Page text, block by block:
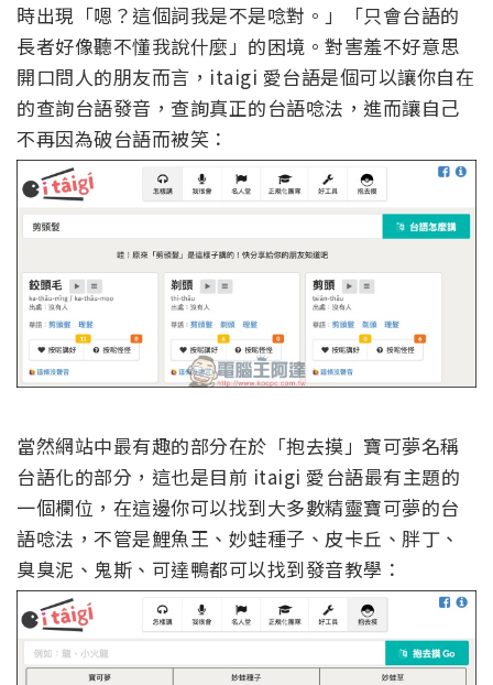
時出現「嗯？這個詞我是不是唸對。」「只會台語的
長者好像聽不懂我說什麼」的困境。對害羞不好意思
開口問人的朋友而言， itaigi 愛台語是個可以讓你自在
的查詢台語發音，查詢真正的台語唸法，進而讓自己
不再因為破台語而被笑：
當然網站中最有趣的部分在於「抱去摸」寶可夢名稱
台語化的部分，這也是目前 itaigi 愛台語最有主題的
一個欄位，在這邊你可以找到大多數精靈寶可夢的台
語唸法，不管是鯉魚王、妙蛙種子、皮卡丘、胖丁、
臭臭泥、鬼斯、可達鴨都可以找到發音教學：